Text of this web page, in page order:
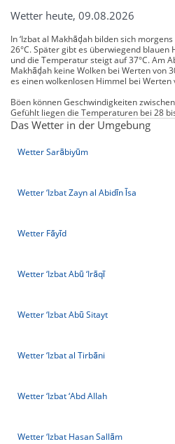
Wetter heute, 09.08.2026
In ‘Izbat al Makhāḑah bilden sich
26°C. Später gibt es überwiegend
und die Temperatur steigt auf 37°C. Am
Makhāḑah keine Wolken bei Werten von
es einen wolkenlosen Himmel bei Werten
Böen können Geschwindigkeiten
Gefühlt liegen die Temperaturen bei 28
Das Wetter in der Umgebung
Wetter Sarābiyūm
Wetter ‘Izbat Zayn al Abidīn Īsa
Wetter Fāyīd
Wetter ‘Izbat Abū ‘Irāqī
Wetter ‘Izbat Abū Sitayt
Wetter ‘Izbat al Tirbāni
Wetter ‘Izbat ‘Abd Allah
Wetter ‘Izbat Hasan Sallām